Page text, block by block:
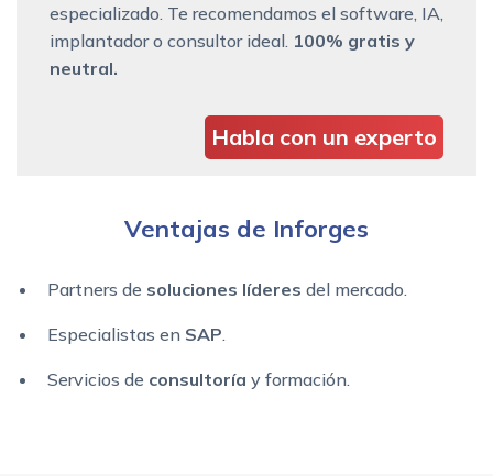
especializado. Te recomendamos el software, IA,
implantador o consultor ideal. 100% gratis y
neutral.
Habla con un experto
Ventajas de Inforges
Partners de soluciones líderes del mercado.
Especialistas en SAP
Servicios de consultoría y formación.